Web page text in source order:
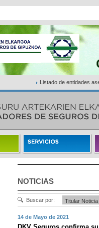
Listado de entidades
NOTICIAS
Buscar por:
14 de Mayo de 2021